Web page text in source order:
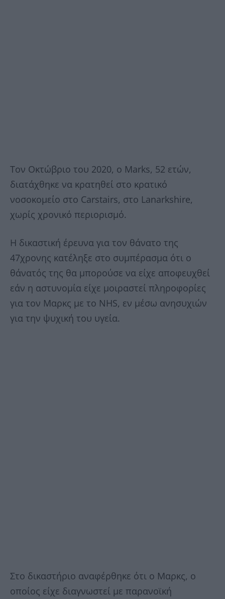
Τον Οκτώβριο του 2020, ο Marks, 52 ετών,
διατάχθηκε να κρατηθεί στο κρατικό
νοσοκομείο στο Carstairs, στο Lanarkshire,
χωρίς χρονικό περιορισμό.
Η δικαστική έρευνα για τον θάνατο της
47χρονης κατέληξε στο συμπέρασμα ότι ο
θάνατός της θα μπορούσε να είχε αποφευχθεί
εάν η αστυνομία είχε μοιραστεί πληροφορίες
για τον Μαρκς με το NHS, εν μέσω ανησυχιών
για την ψυχική του υγεία.
Στο δικαστήριο αναφέρθηκε ότι ο Μαρκς, ο
οποίος είχε διαγνωστεί με παρανοϊκή